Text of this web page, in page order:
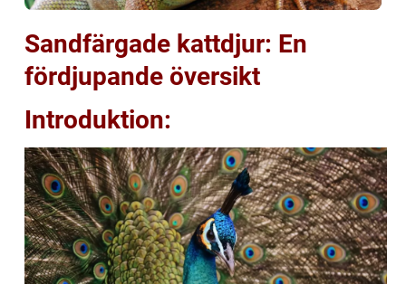
Sandfärgade kattdjur: En
fördjupande översikt
Introduktion: